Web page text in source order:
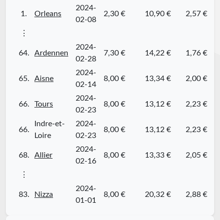
1. Orleans
2024-
02-08
2,30 € 10,90 € 2,57 €
⋮
64. Ardennen
2024-
02-28
7,30 € 14,22 € 1,76 €
65. Aisne
2024-
02-14
8,00 € 13,34 € 2,00 €
66. Tours
2024-
02-23
8,00 € 13,12 € 2,23 €
66.
Indre-et-
Loire
2024-
02-23
8,00 € 13,12 € 2,23 €
68. Allier
2024-
02-16
8,00 € 13,33 € 2,05 €
⋮
83. Nizza
2024-
01-01
8,00 € 20,32 € 2,88 €